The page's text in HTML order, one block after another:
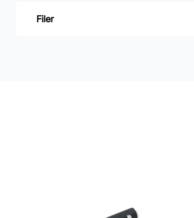
Varumärke: Boråstapeter
Filer